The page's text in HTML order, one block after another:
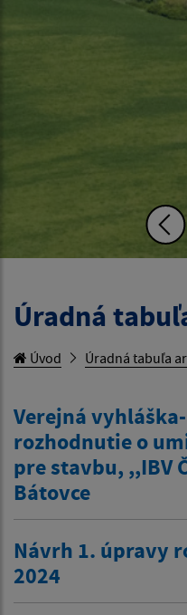
Úradná
Úvod Úradná tabuľa
Verejná
rozhodnutie o
pre stavbu, ,,IBV
Bátovce
Návrh 1. úpravy
2024